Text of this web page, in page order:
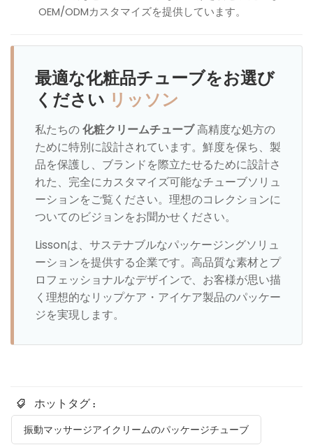
OEM/ODMカスタマイズを提供しています。
最適な化粧品チューブをお選び
ください リッソン
私たちの化粧クリームチューブ高精度な処方の
ために特別に設計されています。鮮度を保ち、製
品を保護し、ブランドを際立たせるために設計さ
れた、完全にカスタマイズ可能なチューブソリュ
ーションをご覧ください。理想のコレクションに
ついてのビジョンをお聞かせください。
Lissonは、サステナブルなパッケージングソリュ
ーションを提供する企業です。高品質な素材とプ
ロフェッショナルなデザインで、お客様が思い描
く理想的なリップケア・アイケア製品のパッケー
ジを実現します。
ホットタグ :
振動マッサージアイクリームのパッケージチューブ